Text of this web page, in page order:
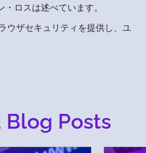
ロスは述べています。
ウザセキュリティを提供し、ユ
Posts